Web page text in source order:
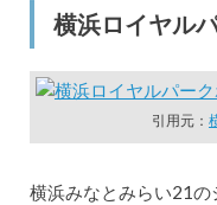
横浜ロイヤル
引用元：
横浜みなとみらい21の